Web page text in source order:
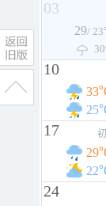
03
29/
10
17
24